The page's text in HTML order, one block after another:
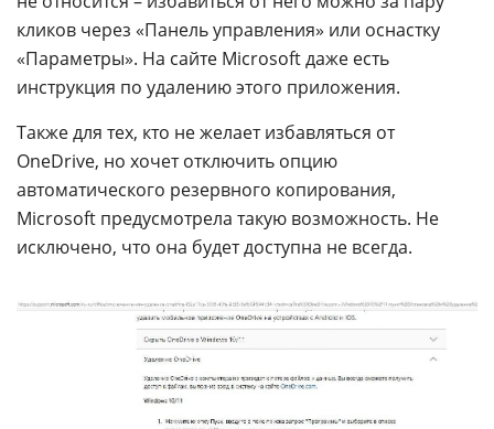
кликов через «Панель управления» или оснастку
«Параметры». На сайте Microsoft даже есть
инструкция по удалению этого приложения.
Также для тех, кто не желает избавляться от
OneDrive, но хочет отключить опцию
автоматического резервного копирования,
Microsoft предусмотрела такую возможность. Не
исключено, что она будет доступна не всегда.